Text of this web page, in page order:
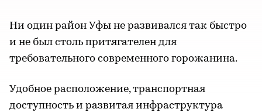
Ни один район Уфы не развивался так быстро
и не был столь притягателен для
требовательного современного горожанина.
Удобное расположение, транспортная
доступность и развитая инфраструктура